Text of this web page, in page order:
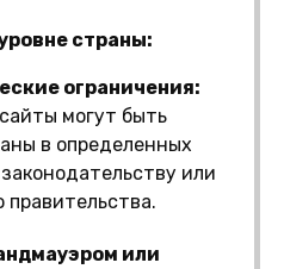
страны:
ограничения:
могут быть
в определенных
или
или